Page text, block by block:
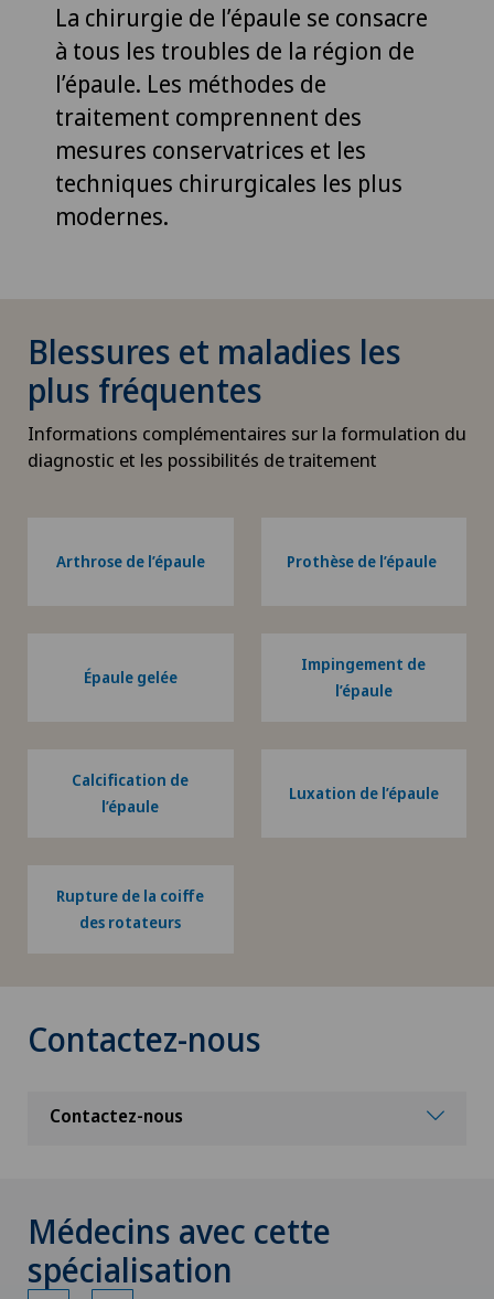
La chirurgie de l’épaule se consacre
à tous les troubles de la région de
l’épaule. Les méthodes de
traitement comprennent des
mesures conservatrices et les
techniques chirurgicales les plus
modernes.
Blessures et maladies les
plus fréquentes
Informations complémentaires sur la formulation du
diagnostic et les possibilités de traitement
Arthrose de l’épaule Prothèse de l’épaule
Épaule gelée
Impingement de
l’épaule
Calcification de
l’épaule
Luxation de l’épaule
Rupture de la coiffe
des rotateurs
Contactez-nous
Contactez-nous
Médecins avec cette
spécialisation